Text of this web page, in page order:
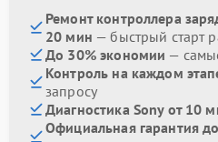
Ремонт контроллера
20 мин — быстрый старт
До 30% экономии —
Контроль на каждом
запросу
Диагностика Sony от 10
Официальная гарантия